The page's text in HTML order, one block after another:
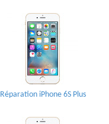
Réparation iPhone 6S Plus